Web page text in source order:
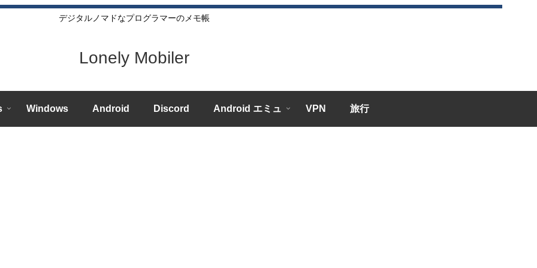
デジタルノマドなプログラマーのメモ帳
Lonely Mobiler
Windows Android Discord Android エミュ VPN 旅行